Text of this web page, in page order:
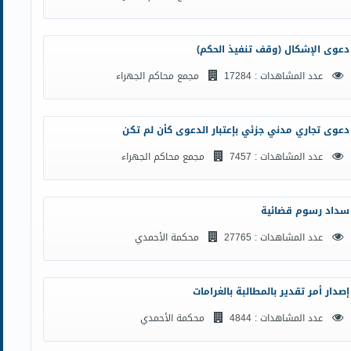
دعوى الإشكال (وقف تنفيذ الحكم)
عدد المشاهدات : 17284
مجمع محاكم الجهراء
دعوى تجاري مدني جزئي بإعتبار الدعوى كأن لم تكن
عدد المشاهدات : 7457
مجمع محاكم الجهراء
سداد رسوم قضائية
عدد المشاهدات : 27765
محكمة الأحمدي
إصدار أمر تقدير بالمطالبة بالغرامات
عدد المشاهدات : 4844
محكمة الأحمدي